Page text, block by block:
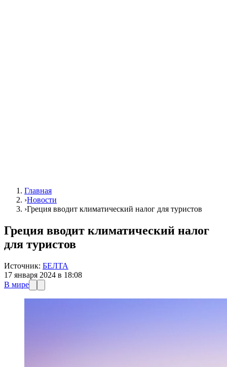
Главная
›Новости
›Греция вводит климатический налог для туристов
Греция вводит климатический налог
для туристов
Источник: БЕЛТА
17 января 2024 в 18:08
В мире